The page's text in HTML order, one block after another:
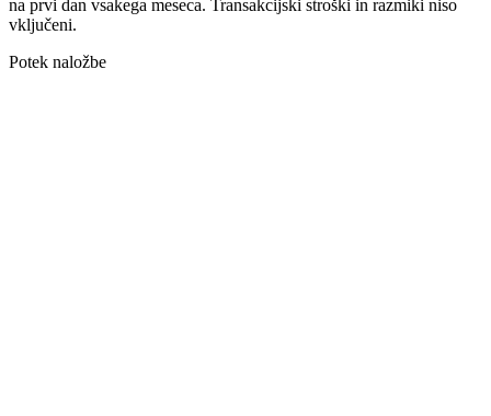
na prvi dan vsakega meseca. Transakcijski stroški in razmiki niso
vključeni.
Potek naložbe